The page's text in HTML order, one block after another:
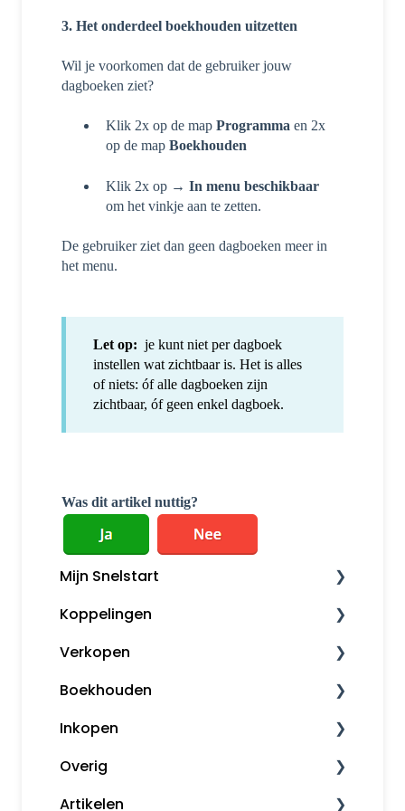
3. Het onderdeel boekhouden uitzetten
Wil je voorkomen dat de gebruiker jouw
dagboeken ziet?
Klik 2x op de map Programma en 2x
op de map Boekhouden
Klik 2x op → In menu beschikbaar
om het vinkje aan te zetten.
De gebruiker ziet dan geen dagboeken meer in
het menu.
Let op: je kunt niet per dagboek
instellen wat zichtbaar is. Het is alles
of niets: óf alle dagboeken zijn
zichtbaar, óf geen enkel dagboek.
Was dit artikel nuttig?
Mijn Snelstart
Mijn Snelstart
Koppelingen
Overige koppelingen
Verkopen
Factureren
Herinneringen en aanmaningen
Opmaak orders
Klanten
Boekhouden
Boekhouden
Aangifte
Voorbeeldboekingen
Inkopen
Inkoopfacturen
Leveranciers
Overig
Downloaden en installeren
Artikelen